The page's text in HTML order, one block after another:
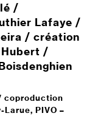
/
Lafaye /
/ création
/
coproduction
PIVO –